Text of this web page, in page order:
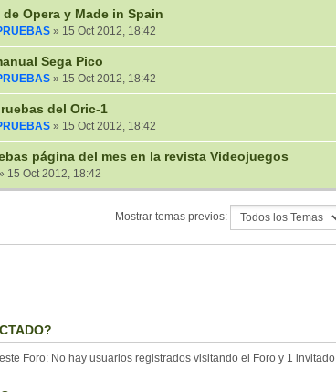
Opera y Made in Spain
» 15 Oct 2012, 18:42
Sega Pico
» 15 Oct 2012, 18:42
del Oric-1
» 15 Oct 2012, 18:42
página del mes en la revista Videojuegos
15 Oct 2012, 18:42
Mostrar temas previos:
Foro: No hay usuarios registrados visitando el Foro y 1 invitado